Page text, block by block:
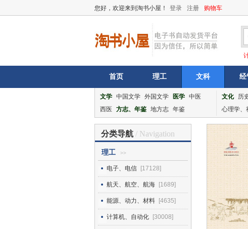
您好，欢迎来到淘书小屋！ 登录 注册 购物车
首页 理工 文科 经
文学 中国文学 外国文学 医学 中医
西医
方志、年鉴 地方志 年鉴
文化 历
心理学、
分类导航 / Navigation
理工 >>
电子、电信 [17128]
航天、航空、航海 [1689]
能源、动力、材料 [4635]
计算机、自动化 [30008]